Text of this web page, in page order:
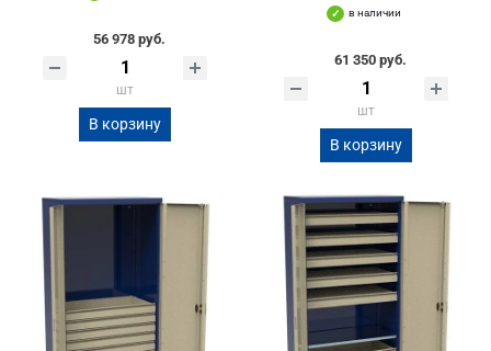
56 978 руб.
шт
В корзину
в наличии
61 350 руб.
шт
В корзину